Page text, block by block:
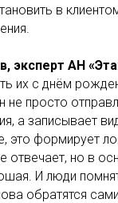
в
эксперт АН
их с днём
просто
а записывает
это формирует
отвечает, но в
И люди
обратятся